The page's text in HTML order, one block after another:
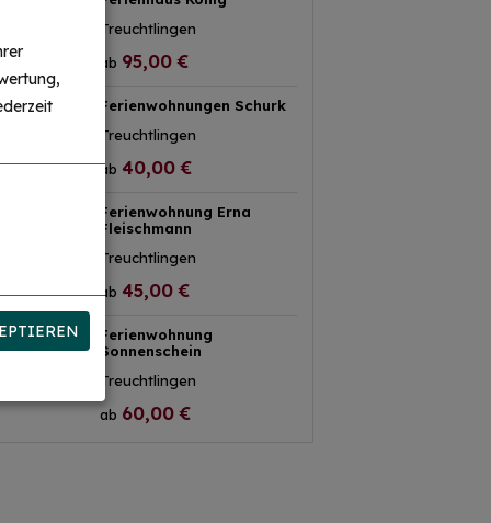
Treuchtlingen
ab 95,00 €
Ferienwohnungen Schurk
Treuchtlingen
ab 40,00 €
Ferienwohnung Erna
Fleischmann
Treuchtlingen
ab 45,00 €
Ferienwohnung
Sonnenschein
Treuchtlingen
ab 60,00 €